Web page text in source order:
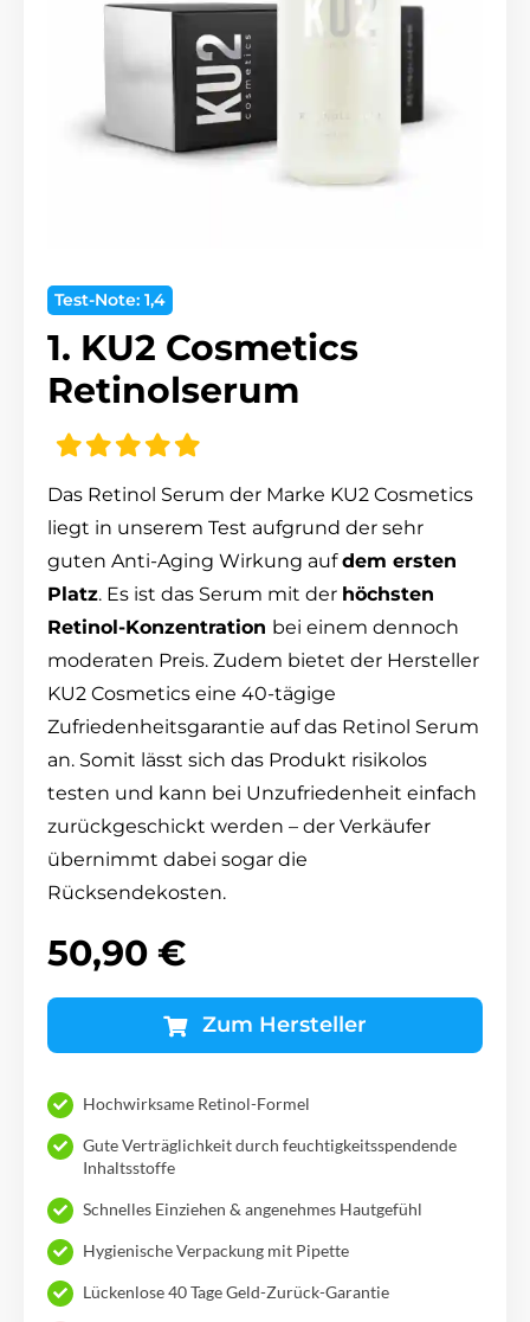
Test-Note: 1,4
1. KU2 Cosmetics
Retinolserum
Das Retinol Serum der Marke KU2 Cosmetics
liegt in unserem Test aufgrund der sehr
guten Anti-Aging Wirkung aufdem ersten
Platz. Es ist das Serum mit der höchsten
Retinol-Konzentration bei einem dennoch
moderaten Preis. Zudem bietet der Hersteller
KU2 Cosmetics eine 40-tägige
Zufriedenheitsgarantie auf das Retinol Serum
an. Somit lässt sich das Produkt risikolos
testen und kann bei Unzufriedenheit einfach
zurückgeschickt werden – der Verkäufer
übernimmt dabei sogar die
Rücksendekosten.
50,90 €
Zum Hersteller
Hochwirksame Retinol-Formel
Gute Verträglichkeit durch feuchtigkeitsspendende
Inhaltsstoffe
Schnelles Einziehen & angenehmes Hautgefühl
Hygienische Verpackung mit Pipette
Lückenlose 40 Tage Geld-Zurück-Garantie